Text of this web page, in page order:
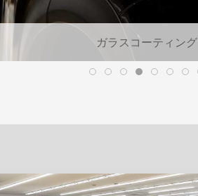
ガラスコーティング